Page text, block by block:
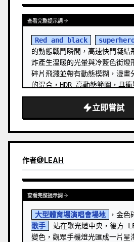
查看完整提示詞
Red and black
的動態戰鬥瞬間，高速快門凝結
炸產生溫暖的光暈與冷藍色街燈
碎片飛濺並帶有動態模糊，漫畫
的混合，HDR 高動態範圍，具衝
Marvel 電影級 VFX 質感，
立即嘗試
作者@LEAH
查看完整提示詞
大型體育場演唱會場地 ，金色
歌手
站在聚光燈中央，後方
變色，觀眾手機燈光匯成一片星